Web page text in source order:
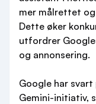
mer målrettet
Dette øker
utfordrer
og annonsering.
Google har
Gemini-initiativ,